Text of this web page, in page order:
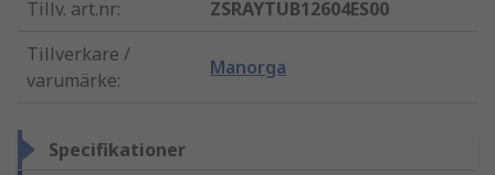
Tillv. art.nr:
ZSRAYTUB12604ES00
Tillverkare /
varumärke:
Manorga
Specifikationer